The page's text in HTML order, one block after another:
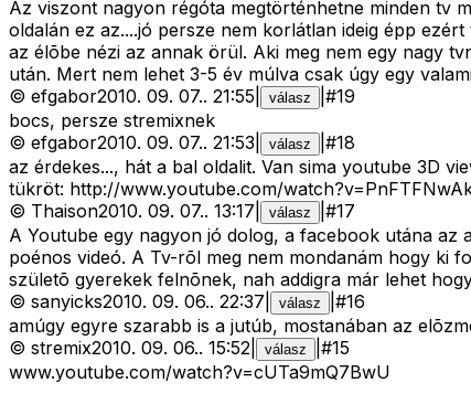
Az viszont nagyon régóta megtörténhetne minden tv
oldalán ez az....jó persze nem korlátlan ideig épp
az élõbe nézi az annak örül. Aki meg nem egy nagy
után. Mert nem lehet 3-5 év múlva csak úgy egy
© efgabor2010. 09. 07.. 21:55 válasz #19
bocs, persze stremixnek
© efgabor2010. 09. 07.. 21:53 válasz #18
az érdekes..., hát a bal oldalit. Van sima youtube 3D
tükröt: http://www.youtube.com/
© Thaison2010. 09. 07.. 13:17 válasz #17
A Youtube egy nagyon jó dolog, a facebook utána az
poénos videó. A Tv-rõl meg nem mondanám hogy ki
születõ gyerekek felnõnek, nah addigra már lehet
© sanyicks2010. 09. 06.. 22:37 válasz #16
amúgy egyre szarabb is a jutúb, mostanában az
© stremix2010. 09. 06.. 15:52 válasz #15
www.youtube.com/watch?v=cUTa9mQ7BwU